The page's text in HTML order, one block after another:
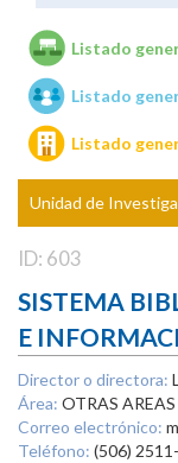
Unidades
Listado
Listado
Listado
Unidad de
ID: 603
SISTEMA
E
Director o directora:
Área: OTRAS AREAS
Correo electrónico:
Teléfono: (506)